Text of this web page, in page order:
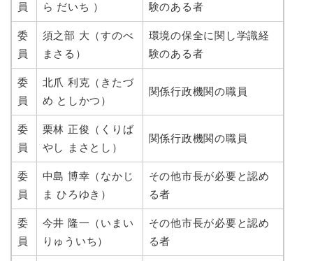
員
ら だいち ）
験のある者
委
員
須之部 大（すのべ
まさる）
環境の保全に関し学識経
験のある者
委
員
北爪 利克（きたづ
め としかつ）
関係行政機関の職員
委
員
栗林 正俊（くりば
やし まさとし）
関係行政機関の職員
委
員
中島 博幸（なかじ
ま ひろゆき）
その他市長が必要と認め
る者
委
員
今井 隆一（いまい
りゅういち）
その他市長が必要と認め
る者